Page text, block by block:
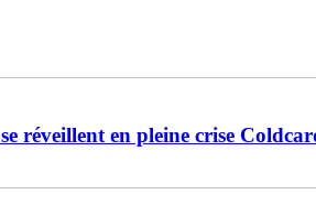
réveillent en pleine crise